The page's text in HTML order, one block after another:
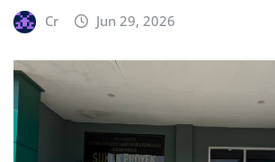
Cr Jun 29, 2026